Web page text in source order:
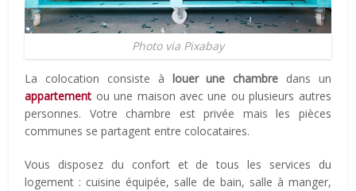
Photo via Pixabay
La colocation consiste à louer une chambre dans un
appartement ou une maison avec une ou plusieurs autres
personnes. Votre chambre est privée mais les pièces
communes se partagent entre colocataires.
Vous disposez du confort et de tous les services du
logement : cuisine équipée, salle de bain, salle à manger,